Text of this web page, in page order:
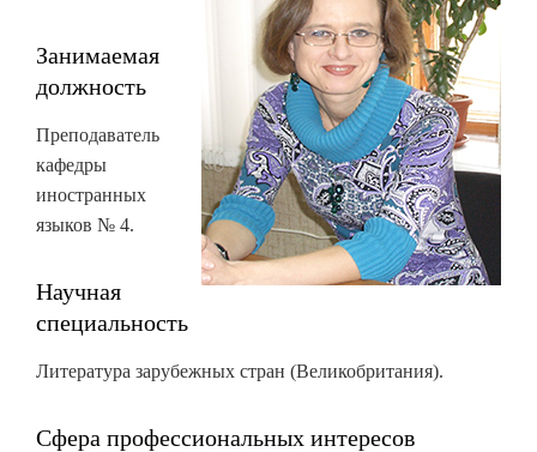
Занимаемая
должность
Преподаватель
кафедры
иностранных
языков № 4.
Научная
специальность
Литература зарубежных стран (Великобритания).
Сфера профессиональных интересов